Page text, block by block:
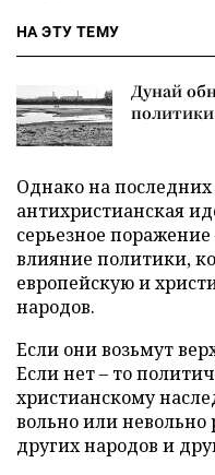
НА ЭТУ ТЕМУ
Дунай
Однако на
антихристианская
серьезное
влияние политики,
европейскую и
народов.
Если они возьмут
Если нет – то
христианскому
вольно или невольно
других народов и